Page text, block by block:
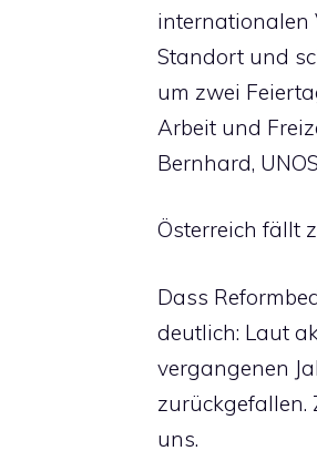
internationalen
Standort und
um zwei
Arbeit und
Bernhard,
Österreich fällt
Dass
deutlich: Laut
vergangenen
zurückgefallen.
uns.